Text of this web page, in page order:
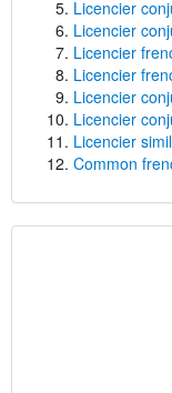
Licencier
Licencier
Licencier
Licencier
Licencier
Licencier
Licencier
Common